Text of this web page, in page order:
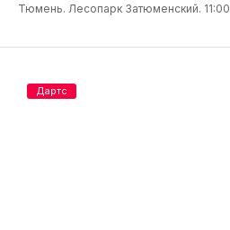
Тюмень. Лесопарк Затюменский. 11:00
Дартс